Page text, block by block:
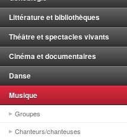
Littérature et bibliothèques
Théâtre et spectacles vivants
Cinéma et documentaires
Danse
Musique
Groupes
Chanteurs/chanteuses